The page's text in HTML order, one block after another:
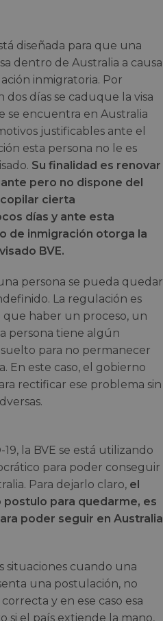
diseñada para que una
dentro de Australia a causa
inmigratoria. Por
días se caduque la visa
se encuentra en Australia
justificables ante el
esta persona no le es
Su finalidad es renovar
pero no dispone del
cierta
días y ante esta
de inmigración otorga la
BVE.
persona se pueda quedar
La regulación es
haber un proceso, un
persona tiene algún
para no permanecer
En este caso, el gobierno
rectificar ese problema sin
la BVE se está utilizando
para poder conseguir
Para dejarlo claro, el
postulo para quedarme, es
poder seguir en Australia
situaciones cuando una
una postulación, no
y en ese caso esa
si el país extiende la mano,